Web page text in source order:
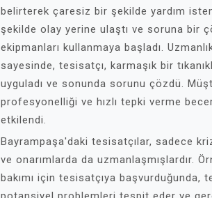
belirterek çaresiz bir şekilde yardım
şekilde olay yerine ulaştı ve soruna bir
ekipmanları kullanmaya başladı.
sayesinde, tesisatçı, karmaşık bir
uyguladı ve sonunda sorunu çözdü.
profesyonelliği ve hızlı tepki verme
etkilendi.
Bayrampaşa'daki tesisatçılar, sadece
ve onarımlarda da uzmanlaşmışlardır.
bakımı için tesisatçıya başvurduğunda,